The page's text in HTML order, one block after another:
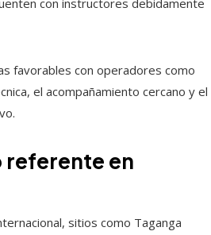
con instructores debidamente
favorables con operadores como
el acompañamiento cercano y el
referente en
sitios como Taganga